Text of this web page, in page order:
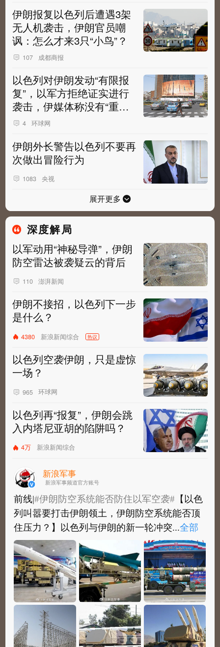
伊朗报复以色列后遭遇3架
无人机袭击，伊朗官员嘲
讽：怎么才来3只“小鸟”？
107 成都商报
以色列对伊朗发动“有限报
复”，以军方拒绝证实进行
袭击，伊媒体称没有“重大
损失”
4 环球网
伊朗外长警告以色列不要再
次做出冒险行为
1083 央视
展开更多
深度解局
以军动用“神秘导弹”，伊朗
防空雷达被袭疑云的背后
110 澎湃新闻
伊朗不接招，以色列下一步
是什么？
4380 新浪新闻综合 热议
以色列空袭伊朗，只是虚惊
一场？
965 环球网
以色列再“报复”，伊朗会跳
入内塔尼亚胡的陷阱吗？
4万 新浪新闻综合
新浪军事
新浪军事频道官方账号
前线|#伊朗防空系统能否防住以军空袭# 【以色
列叫嚣要打击伊朗领土，伊朗防空系统能否顶
住压力？】以色列与伊朗的新一轮冲突...全部
前线|#伊朗防空系统能否防住以军空袭#【以色
列叫嚣要打击伊朗领土，伊朗防空系统能否顶
住压力？】以色列与伊朗的新一轮冲突已...全
部